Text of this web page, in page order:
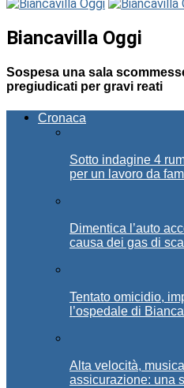
Biancavilla Oggi
Sospesa una sala
pregiudicati per gravi reati
Cronaca
Sotto indagine 4
per un lavoro da
Dimentica l’auto
causa dei gas di
Tentato omicidio,
l’ospedale di
Alta velocità,
assicurazione: una